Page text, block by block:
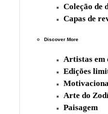
Coleção de
Capas de
Discover More
Artistas em
Edições
Arte do
Paisagem